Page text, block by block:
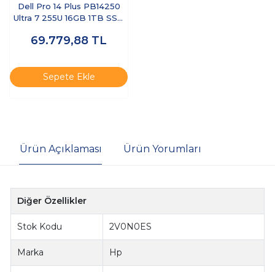
Dell Pro 14 Plus PB14250
Ultra 7 255U 16GB 1TB SSD
PB14250-UBU
69.779,88 TL
Sepete Ekle
Ürün Açıklaması Ürün Yorumları
Diğer Özellikler
Stok Kodu 2V0N0ES
Marka Hp